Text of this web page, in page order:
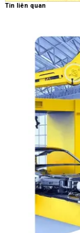
Tin liên quan